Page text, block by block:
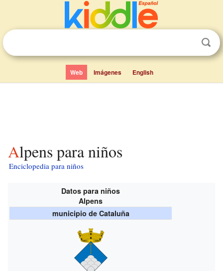
Web Imágenes English
Alpens para niños
Enciclopedia para niños
Datos para niños
Alpens
municipio de Cataluña